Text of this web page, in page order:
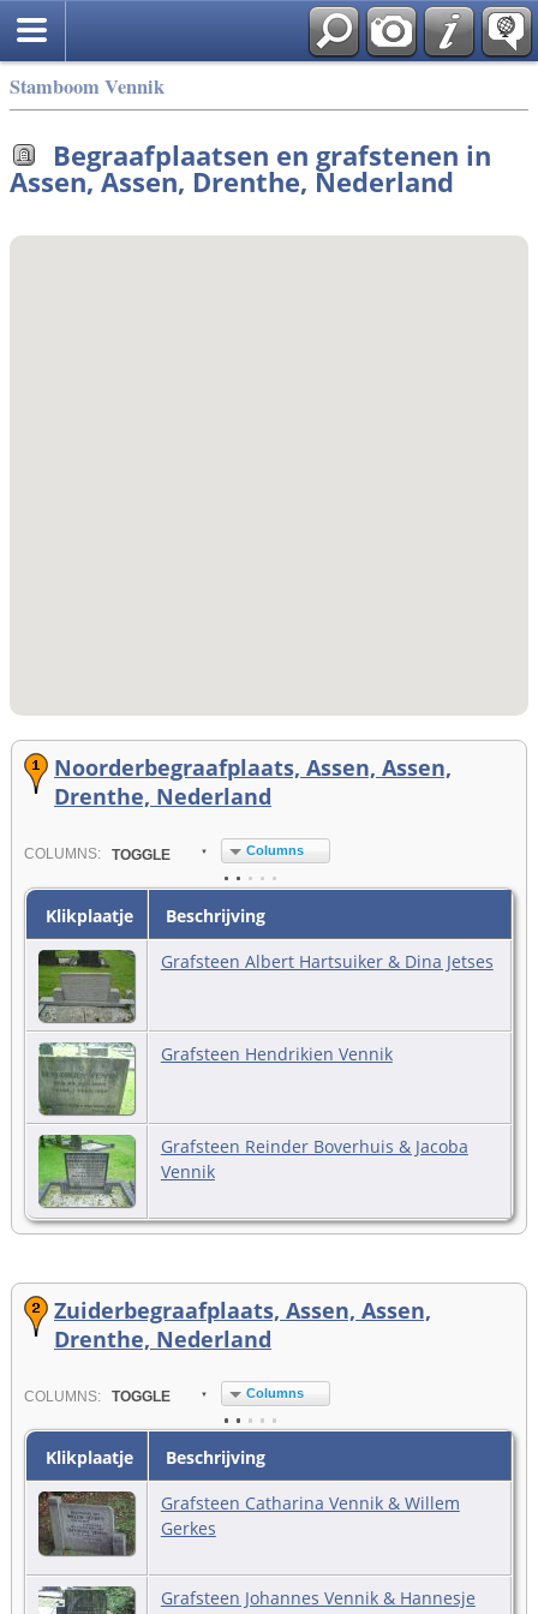
Stamboom Vennik
Begraafplaatsen en grafstenen in
Assen, Assen, Drenthe, Nederland
Noorderbegraafplaats, Assen, Assen,
Drenthe, Nederland
COLUMN S: TOGGLE Columns
Klikplaatje
Beschrijving
Grafsteen Albert Hartsuiker & Dina Jetses
Grafsteen Hendrikien Vennik
Grafsteen Reinder Boverhuis & Jacoba
Vennik
Zuiderbegraafplaats, Assen, Assen,
Drenthe, Nederland
COLUMN S: TOGGLE Columns
Klikplaatje
Beschrijving
Grafsteen Catharina Vennik & Willem
Gerkes
Grafsteen Johannes Vennik & Hannesje